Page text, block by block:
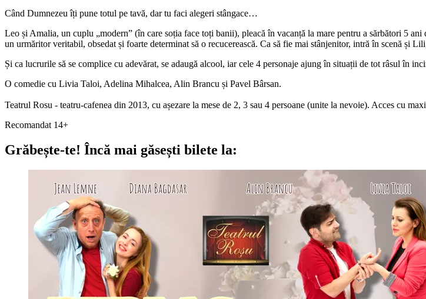
Când Dumnezeu îți pune totul pe tavă, dar tu faci alegeri stângace…
Leo și Amalia, un cuplu „modern” (în care soția face toți banii), pleacă în vacanță la mare pentru a sărbători 5
un urmăritor veritabil, obsedat și foarte determinat să o recucerească. Ca să fie mai stânjenitor, intră în scenă și
Și ca lucrurile să se complice cu adevărat, se adaugă alcool, iar cele 4 personaje ajung în situații de tot râsul în
O comedie cu Livia Taloi, Adelina Mihalcea, Alin Brancu și Pavel Bârsan.
Teatrul Rosu - teatru-cafenea din 2013, cu așezare la mese de 2, 3 sau 4 persoane (unite la nevoie). Acces cu
Recomandat 14+
Grăbește-te! Încă mai găsești bilete la: